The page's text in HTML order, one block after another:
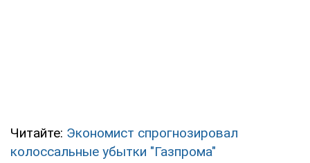
Читайте: Экономист спрогнозировал
колоссальные убытки "Газпрома"